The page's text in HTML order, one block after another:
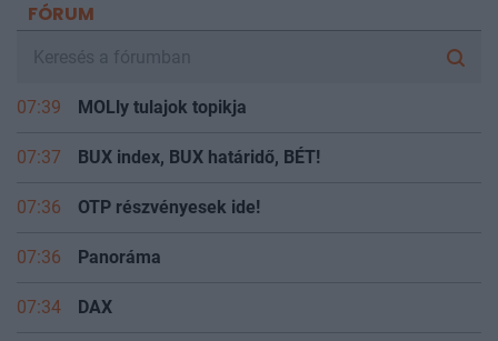
FÓRUM
07:39 MOLly tulajok topikja
07:37 BUX index, BUX határidő, BÉT!
07:36 OTP részvényesek ide!
07:36 Panoráma
07:34 DAX